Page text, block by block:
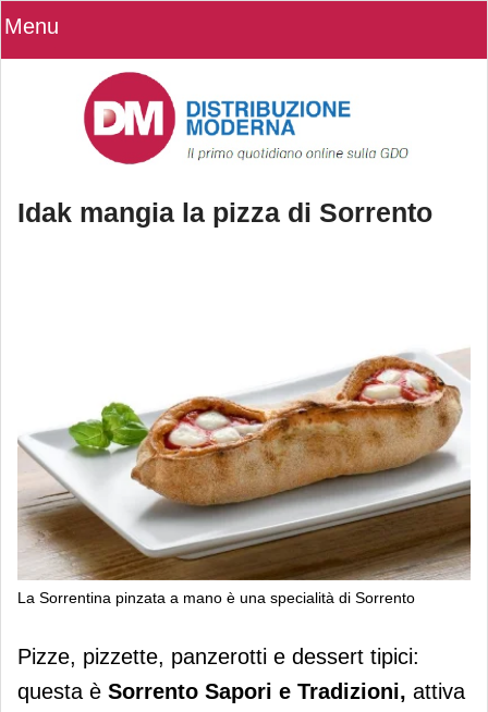
Menu
Idak mangia la pizza di Sorrento
La Sorrentina pinzata a mano è una specialità di Sorrento
Idak mangia la pizza di Sorrento
Pizze, pizzette, panzerotti e dessert tipici:
questa è Sorrento Sapori e Tradizioni, attiva